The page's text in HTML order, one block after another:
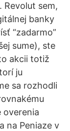
Revolut sem,
banky
“zadarmo”
sume), ste
akcii totiž
ju
sa rozhodli
na Peniaze v